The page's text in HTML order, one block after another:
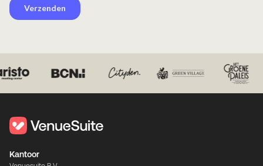
Kantoor